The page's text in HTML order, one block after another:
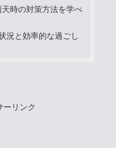
時の対策方法を学べ
況と効率的な過ごし
ーリンク